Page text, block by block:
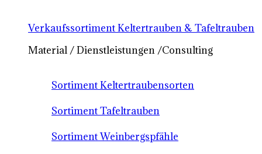
Verkaufssortiment Keltertrauben & Tafeltrauben
Material / Dienstleistungen /Consulting
Sortiment Keltertraubensorten
Sortiment Tafeltrauben
Sortiment Weinbergspfähle